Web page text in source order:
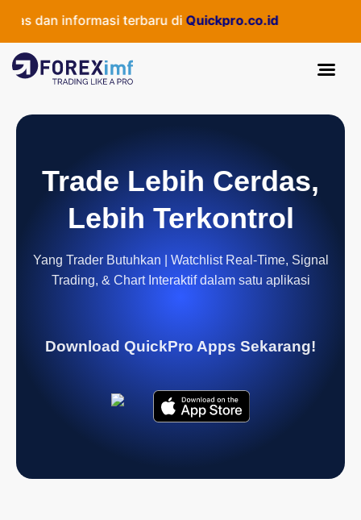
informasi terbaru diQuickpro.co.id
Trade Lebih Cerdas,
Lebih Terkontrol
Yang Trader Butuhkan | Watchlist Real-Time, Signal
Trading, & Chart Interaktif dalam satu aplikasi
Download QuickPro Apps Sekarang!